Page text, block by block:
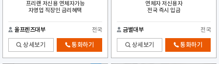
프리랜 저신용 연체자가능
자영업 직장인 금리혜택
올프렌즈대부 전국
상세보기 통화하기
연체자 저신용자
전국 즉시 입금
금별대부 전국
상세보기 통화하기